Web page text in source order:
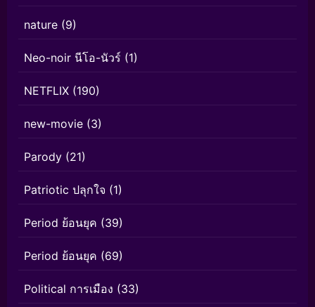
nature (9)
Neo-noir นีโอ-นัวร์ (1)
NETFLIX (190)
new-movie (3)
Parody (21)
Patriotic ปลุกใจ (1)
Period ย้อนยุค (39)
Period ย้อนยุค (69)
Political การเมือง (33)